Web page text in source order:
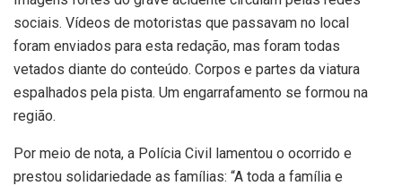
sociais. Vídeos de motoristas que passavam no local
foram enviados para esta redação, mas foram todas
vetados diante do conteúdo. Corpos e partes da viatura
espalhados pela pista. Um engarrafamento se formou na
região.
Por meio de nota, a Polícia Civil lamentou o ocorrido e
prestou solidariedade as famílias: “A toda a família e